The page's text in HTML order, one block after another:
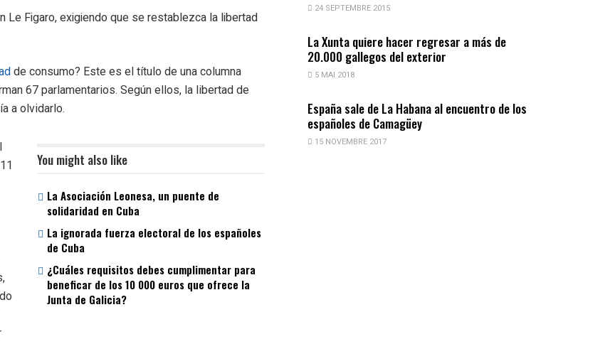
Le Figaro, exigiendo que se restablezca la libertad
de consumo? Este es el título de una columna
67 parlamentarios. Según ellos, la libertad de
a olvidarlo.
You might also like
La Asociación Leonesa, un puente de
solidaridad en Cuba
La ignorada fuerza electoral de los españoles
de Cuba
¿Cuáles requisitos debes cumplimentar para
beneficar de los 10 000 euros que ofrece la
Junta de Galicia?
24 SEPTEMBRE 2015
La Xunta quiere hacer regresar a más de
20.000 gallegos del exterior
5 MAI 2018
España sale de La Habana al encuentro de los
españoles de Camagüey
15 NOVEMBRE 2017